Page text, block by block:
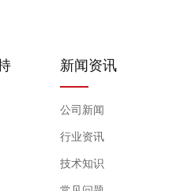
新闻资讯
公司新闻
行业资讯
技术知识